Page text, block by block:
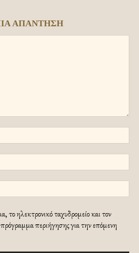
ΑΠΑΝΤΗΣΗ
το ηλεκτρονικό ταχυδρομείο και τον
περιήγησης για την επόμενη